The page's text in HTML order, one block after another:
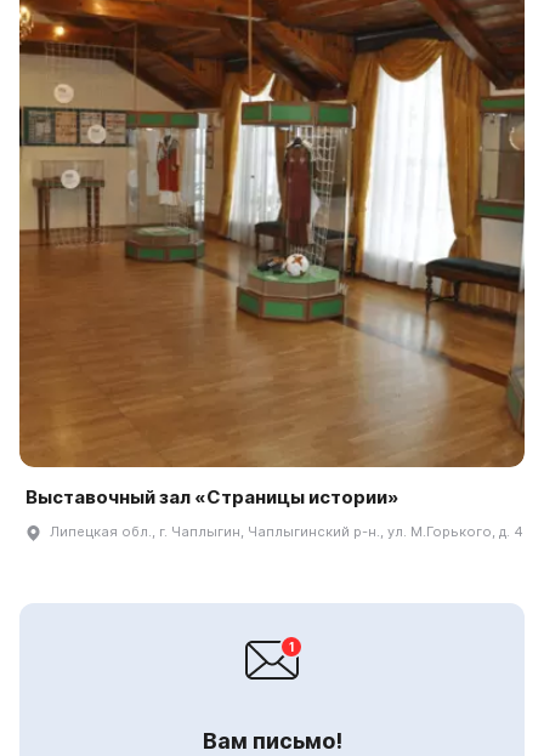
Выставочный зал «Страницы истории»
Липецкая обл., г. Чаплыгин, Чаплыгинский р-н., ул. М.Горького, д. 4
Вам письмо!